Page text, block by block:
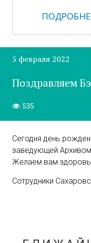
Поздравляем
5 февраля 2022
535
Сегодня день
заведующей
Желаем вам
Сотрудники